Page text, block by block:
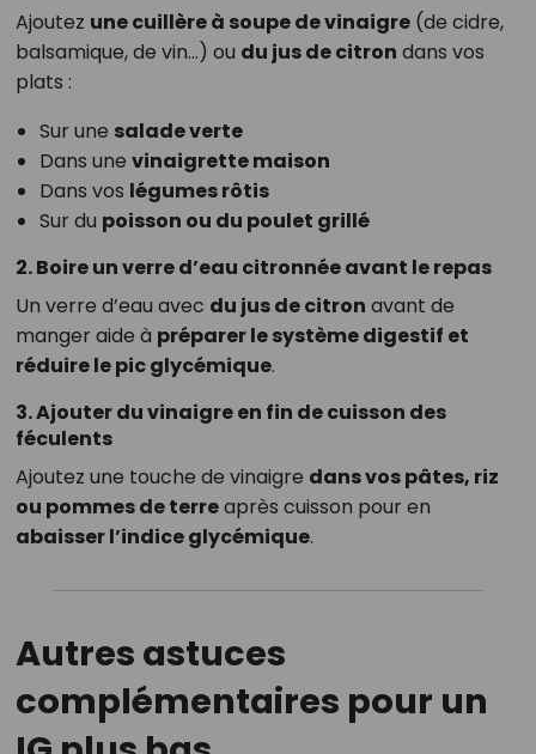
Ajoutez une cuillère à soupe de vinaigre(de cidre,
balsamique, de vin…) ou du jus de citron dans vos
plats :
Sur une salade verte
Dans une vinaigrette maison
Dans vos légumes rôtis
Sur du poisson ou du poulet grillé
2. Boire un verre d’eau citronnée avant le repas
Un verre d’eau avec du jus de citron avant de
manger aide à préparer le système digestif et
réduire le pic glycémique.
3. Ajouter du vinaigre en fin de cuisson des
féculents
Ajoutez une touche de vinaigre dans vos pâtes, riz
ou pommes de terreaprès cuisson pour en
abaisser l’indice glycémique.
Autres astuces
complémentaires pour un